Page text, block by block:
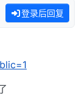
登录后回复